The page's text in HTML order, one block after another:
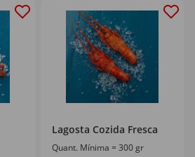
Lagosta Cozida Fresca
Quant. Mínima = 300 gr